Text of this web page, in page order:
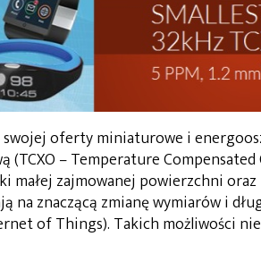
swojej oferty miniaturowe i
(TCXO – Temperature
małej zajmowanej powierzchni
na znaczącą zmianę wymiarów i
of Things). Takich możliwości